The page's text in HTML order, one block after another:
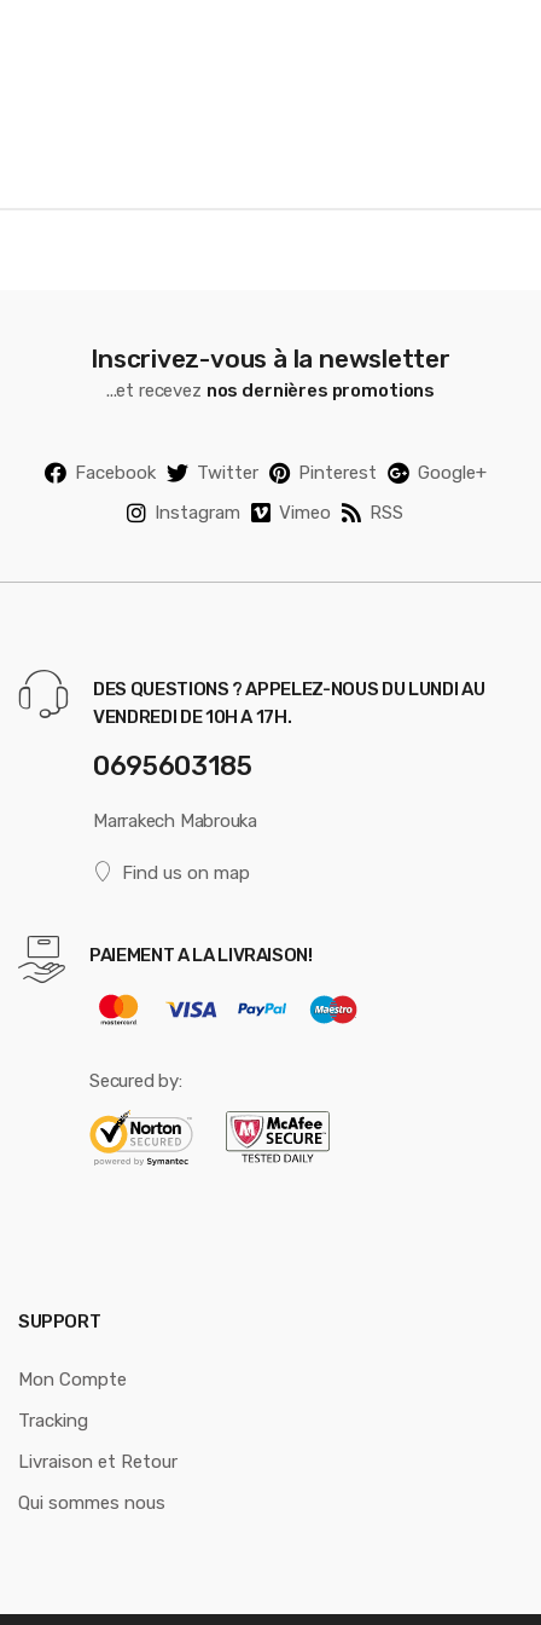
Inscrivez-vous à la newsletter
...et recevez nos dernières promotions
Facebook Twitter Pinterest
Google+
Instagram
Vimeo RSS
DES QUESTIONS ? APPELEZ-NOUS DU LUNDI AU
VENDREDI DE 10H A 17H.
0695603185
Marrakech Mabrouka
Find us on map
PAIEMENT A LA LIVRAISON!
Secured by:
SUPPORT
Mon Compte
Tracking
Livraison et Retour
Qui sommes nous